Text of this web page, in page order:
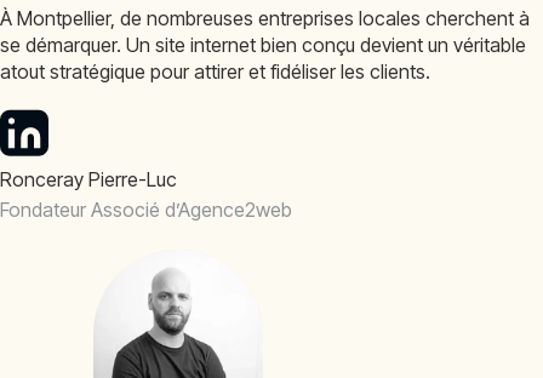
À Montpellier, de nombreuses entreprises locales cherchent à
se démarquer. Un site internet bien conçu devient un véritable
atout stratégique pour attirer et fidéliser les clients.
Ronceray Pierre-Luc
Fondateur Associé d’Agence2web